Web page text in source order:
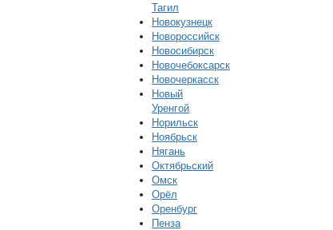
Тагил
Новокузнецк
Новороссийск
Новосибирск
Новочебоксарск
Новочеркасск
Новый
Уренгой
Норильск
Ноябрьск
Нягань
Октябрьский
Омск
Орёл
Оренбург
Пенза